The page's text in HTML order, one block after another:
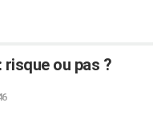
risque ou pas ?